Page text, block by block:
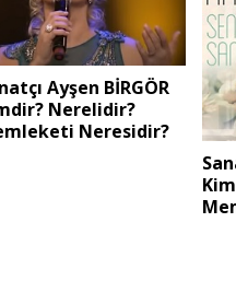
Ayşen BİRGÖR
Nerelidir?
Neresidir?